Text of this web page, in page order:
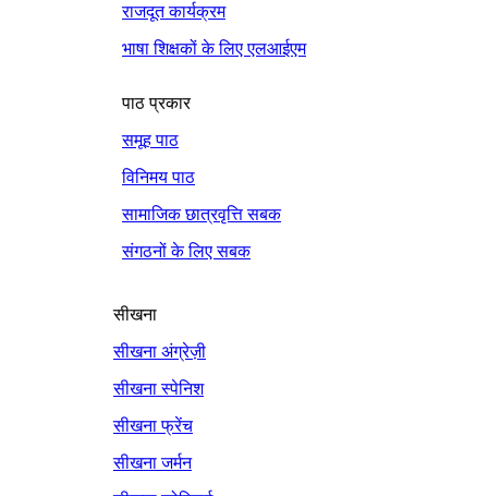
राजदूत कार्यक्रम
भाषा शिक्षकों के लिए एलआईएम
पाठ प्रकार
समूह पाठ
विनिमय पाठ
सामाजिक छात्रवृत्ति सबक
संगठनों के लिए सबक
सीखना
सीखना अंग्रेज़ी
सीखना स्पेनिश
सीखना फ्रेंच
सीखना जर्मन